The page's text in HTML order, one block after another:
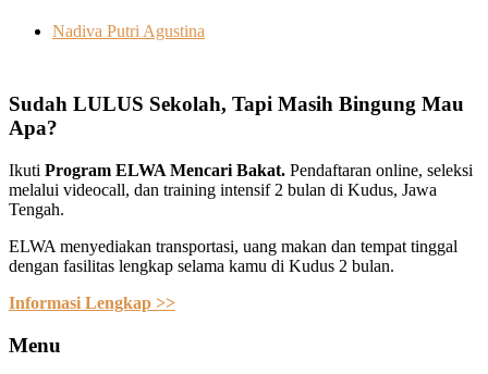
Nadiva Putri Agustina
Sudah LULUS Sekolah, Tapi Masih Bingung Mau
Apa?
Ikuti Program ELWA Mencari Bakat. Pendaftaran online, seleksi
melalui videocall, dan training intensif 2 bulan di Kudus, Jawa
Tengah.
ELWA menyediakan transportasi, uang makan dan tempat tinggal
dengan fasilitas lengkap selama kamu di Kudus 2 bulan.
Informasi Lengkap >>
Menu